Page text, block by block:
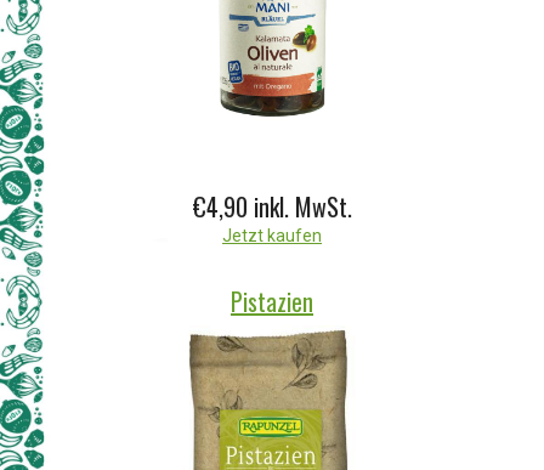
€4,90 inkl. MwSt.
Jetzt kaufen
Pistazien